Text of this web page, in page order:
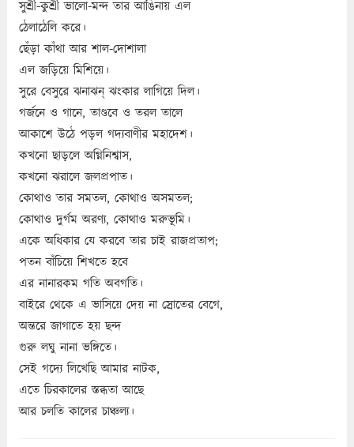
সুশ্রী-কুশ্রী ভালো-মন্দ তার আঙিনায় এল
ঠেলাঠেলি করে।
ছেঁড়া কাঁথা আর শাল-দোশালা
এল জড়িয়ে মিশিয়ে।
সুরে বেসুরে ঝনাঝন্ ঝংকার লাগিয়ে দিল।
গর্জনে ও গানে, তাণ্ডবে ও তরল তালে
আকাশে উঠে পড়ল গদ্যবাণীর মহাদেশ।
কখনো ছাড়লে অগ্নিনিশ্বাস,
কখনো ঝরালে জলপ্রপাত।
কোথাও তার সমতল, কোথাও অসমতল;
কোথাও দুর্গম অরণ্য, কোথাও মরুভূমি।
একে অধিকার যে করবে তার চাই রাজপ্রতাপ;
পতন বাঁচিয়ে শিখতে হবে
এর নানারকম গতি অবগতি।
বাইরে থেকে এ ভাসিয়ে দেয় না স্রোতের বেগে,
অন্তরে জাগাতে হয় ছন্দ
গুরু লঘু নানা ভঙ্গিতে।
সেই গদ্যে লিখেছি আমার নাটক,
এতে চিরকালের স্তব্ধতা আছে
আর চলতি কালের চাঞ্চল্য।